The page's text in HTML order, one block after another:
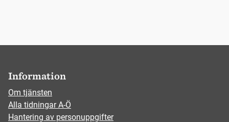
Information
Om tjänsten
Alla tidningar A-Ö
Hantering av personuppgifter